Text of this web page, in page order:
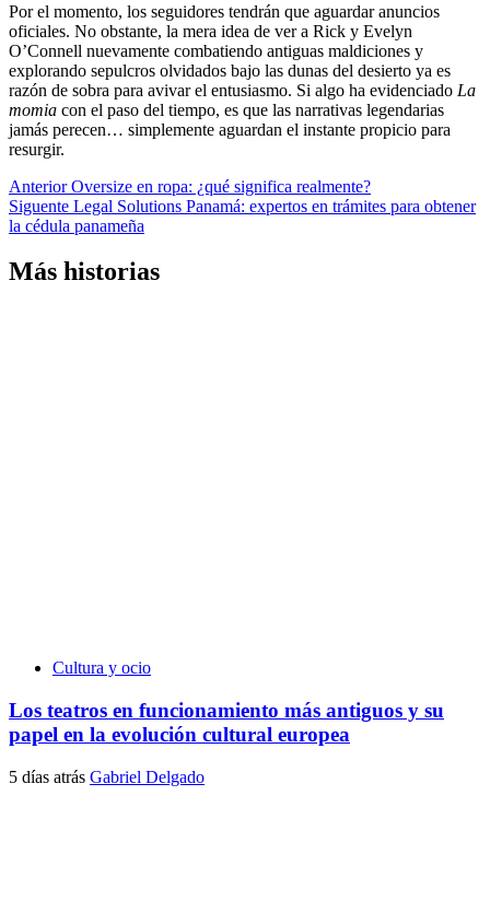
Por el momento, los seguidores tendrán que aguardar anuncios
oficiales. No obstante, la mera idea de ver a Rick y Evelyn
O’Connell nuevamente combatiendo antiguas maldiciones y
explorando sepulcros olvidados bajo las dunas del desierto ya es
razón de sobra para avivar el entusiasmo. Si algo ha evidenciado La
momia con el paso del tiempo, es que las narrativas legendarias
jamás perecen… simplemente aguardan el instante propicio para
resurgir.
Navegación
de
AnteriorOversize en ropa: ¿qué significa realmente?
Siguente Legal Solutions Panamá: expertos en trámites para obtener
la cédula panameña
Más historias
Cultura y ocio
Los teatros en funcionamiento más antiguos y su
papel en la evolución cultural europea
5 días atrás Gabriel Delgado